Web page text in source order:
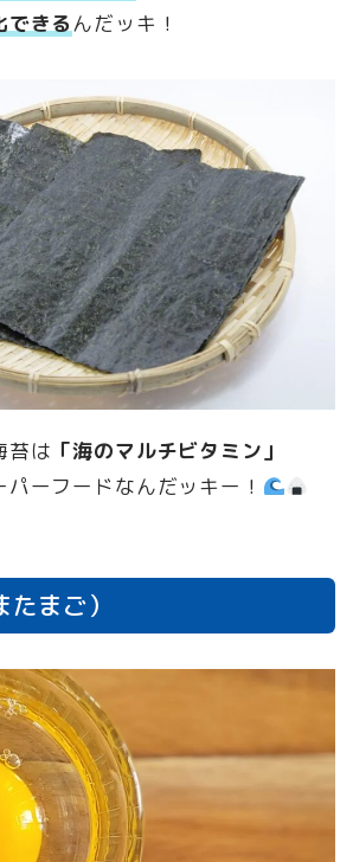
できるんだッキ！
苔は 「海のマルチビタミン」
ーフードなんだッキー！
まご）